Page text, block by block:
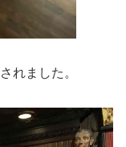
れました。